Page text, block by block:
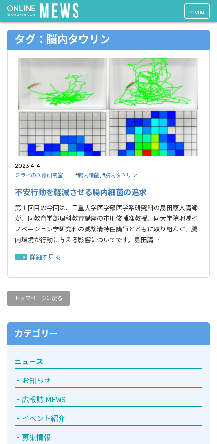
menu
タグ：脳内タウリン
2023-4-4
ミライの医療研究室 #腸内細菌 , #脳内タウリン
不安行動を軽減させる腸内細菌の追求
第１回目の今回は、三重大学医学部医学系研究科の島田康人講師
が、同教育学部理科教育講座の市川俊輔准教授、同大学院地域イ
ノベーション学研究科の臧黎清特任講師とともに取り組んだ、腸
内環境が行動に与える影響についてです。島田講…
詳細を見る
トップページに戻る
カテゴリー
ニュース
お知らせ
広報誌 MEWS
イベント紹介
募集情報